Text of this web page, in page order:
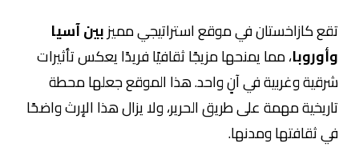
تقع كازاخستان في موقع استراتيجي مميزبين آسيا
وأوروبا، مما يمنحها مزيجًا ثقافيًا فريدًا يعكس تأثيرات
شرقية وغربية في آنٍ واحد. هذا الموقع جعلها محطة
تاريخية مهمة على طريق الحرير، ولا يزال هذا الإرث واضحًا
في ثقافتها ومدنها.